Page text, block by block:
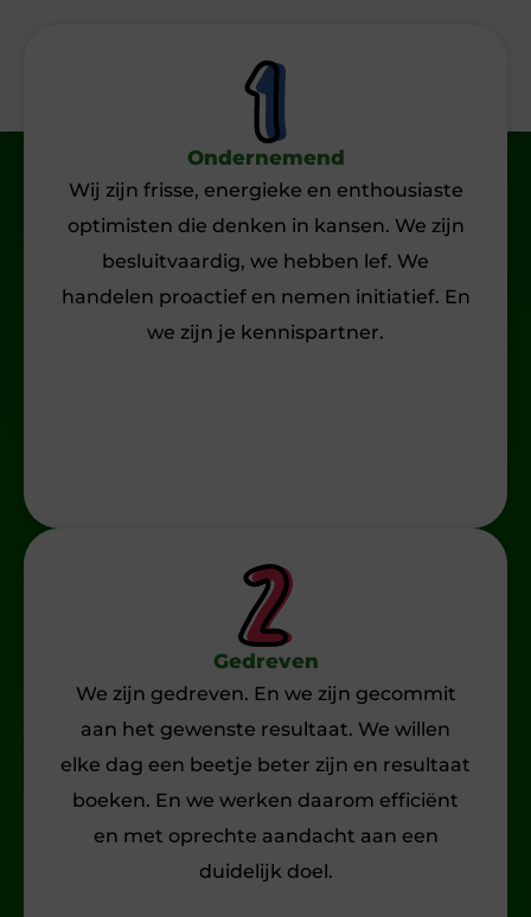
Ondernemend
Wij zijn frisse, energieke en enthousiaste
optimisten die denken in kansen. We zijn
besluitvaardig, we hebben lef. We
handelen proactief en nemen initiatief. En
we zijn je kennispartner.
Gedreven
We zijn gedreven. En we zijn gecommit
aan het gewenste resultaat. We willen
elke dag een beetje beter zijn en resultaat
boeken. En we werken daarom efficiënt
en met oprechte aandacht aan een
duidelijk doel.